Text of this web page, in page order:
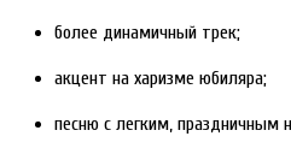
более динамичный трек;
акцент на харизме юбиляра;
песню с легким, праздничным